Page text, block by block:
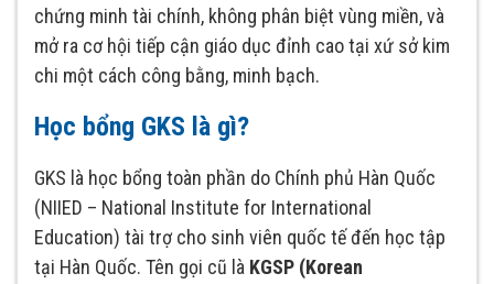
chứng minh tài chính, không phân biệt vùng miền, và
mở ra cơ hội tiếp cận giáo dục đỉnh cao tại xứ sở kim
chi một cách công bằng, minh bạch.
Học bổng GKS là gì?
GKS là học bổng toàn phần do Chính phủ Hàn Quốc
(NIIED – National Institute for International
Education) tài trợ cho sinh viên quốc tế đến học tập
tại Hàn Quốc. Tên gọi cũ là KGSP (Korean